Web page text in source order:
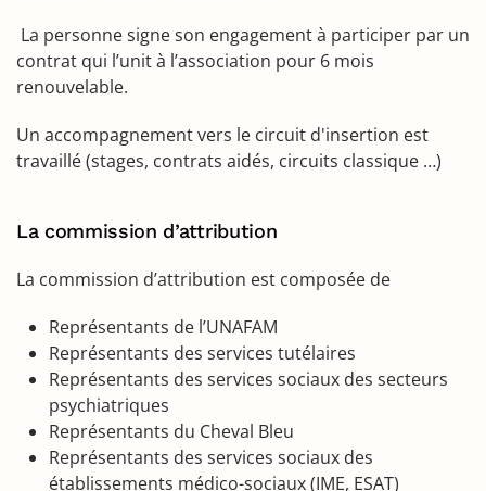
La personne signe son engagement à participer par un
contrat qui l’unit à l’association pour 6 mois
renouvelable.
Un accompagnement vers le circuit d'insertion est
travaillé (stages, contrats aidés, circuits classique …)
La commission d’attribution
La commission d’attribution est composée de
Représentants de l’UNAFAM
Représentants des services tutélaires
Représentants des services sociaux des secteurs
psychiatriques
Représentants du Cheval Bleu
Représentants des services sociaux des
établissements médico-sociaux (IME, ESAT)